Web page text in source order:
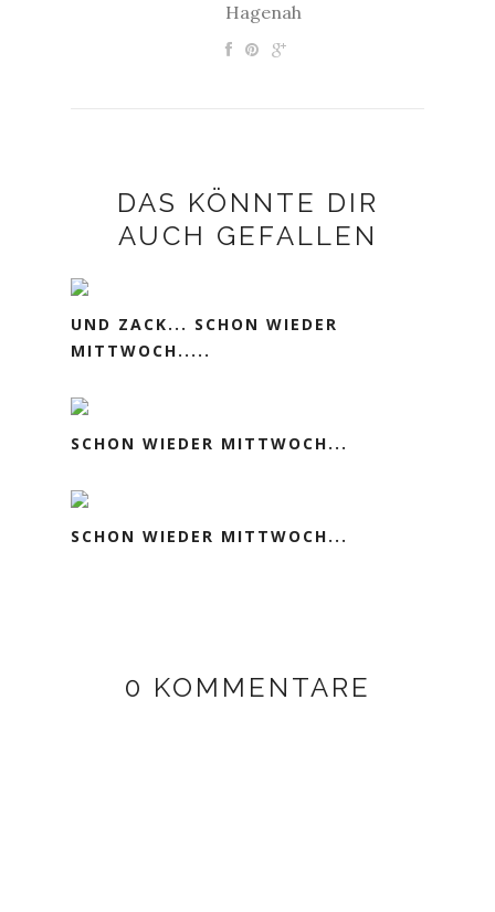
Hagenah
DAS KÖNNTE DIR
AUCH GEFALLEN
UND ZACK... SCHON WIEDER
MITTWOCH.....
SCHON WIEDER MITTWOCH...
SCHON WIEDER MITTWOCH...
0 KOMMENTARE